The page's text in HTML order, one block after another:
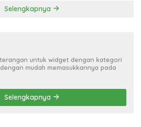
Selengkapnya
untuk widget dengan kategori
mudah memasukkannya pada
Selengkapnya